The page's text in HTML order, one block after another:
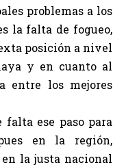
problemas a los
la falta de fogueo,
posición a nivel
y en cuanto al
entre los mejores
falta ese paso para
en la región,
la justa nacional